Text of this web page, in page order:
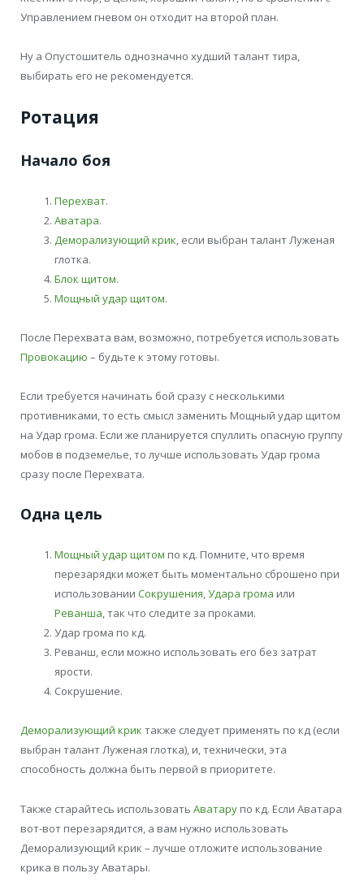
Управлением гневом он отходит на второй план.
Ну а Опустошитель однозначно худший талант тира,
выбирать его не рекомендуется.
Ротация
Начало боя
Перехват.
Аватара.
Деморализующий крик, если выбран талант Луженая
глотка.
Блок щитом.
Мощный удар щитом.
После Перехвата вам, возможно, потребуется использовать
Провокацию – будьте к этому готовы.
Если требуется начинать бой сразу с несколькими
противниками, то есть смысл заменить Мощный удар щитом
на Удар грома. Если же планируется спуллить опасную группу
мобов в подземелье, то лучше использовать Удар грома
сразу после Перехвата.
Одна цель
Мощный удар щитом по кд. Помните, что время
перезарядки может быть моментально сброшено при
использовании Сокрушения,Удара грома или
Реванша, так что следите за проками.
Удар грома по кд.
Реванш, если можно использовать его без затрат
ярости.
Сокрушение.
Деморализующий крик также следует применять по кд (если
выбран талант Луженая глотка), и, технически, эта
способность должна быть первой в приоритете.
Также старайтесь использовать Аватару по кд. Если Аватара
вот-вот перезарядится, а вам нужно использовать
Деморализующий крик – лучше отложите использование
крика в пользу Аватары.